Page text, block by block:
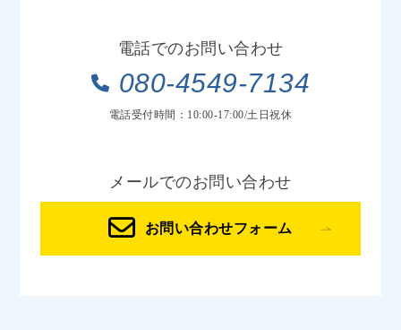
電話でのお問い合わせ
080-4549-7134
電話受付時間：10:00-17:00/土日祝休
メールでのお問い合わせ
お問い合わせフォーム